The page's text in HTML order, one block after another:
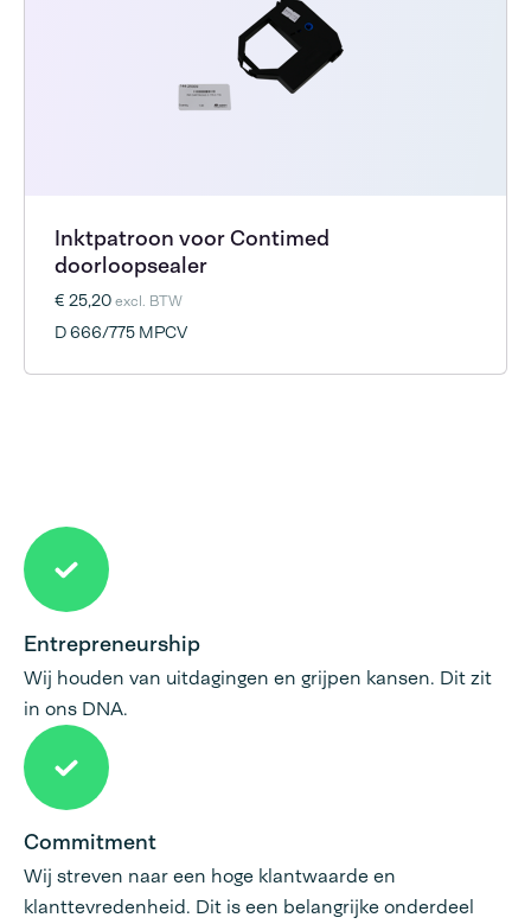
Inktpatroon voor Contimed
doorloopsealer
€ 25,20excl. BTW
D 666/775 MPCV
Entrepreneurship
Wij houden van uitdagingen en grijpen kansen. Dit zit
in ons DNA.
Commitment
Wij streven naar een hoge klantwaarde en
klanttevredenheid. Dit is een belangrijke onderdeel